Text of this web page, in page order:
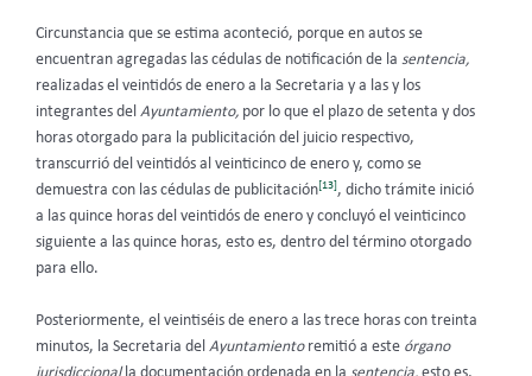
Circunstancia que se estima aconteció, porque en autos se
encuentran agregadas las cédulas de notificación de la sentencia,
realizadas el veintidós de enero a la Secretaria y a las y los
integrantes del Ayuntamiento, por lo que el plazo de setenta y dos
horas otorgado para la publicitación del juicio respectivo,
transcurrió del veintidós al veinticinco de enero y, como se
demuestra con las cédulas de publicitación[13], dicho trámite inició
a las quince horas del veintidós de enero y concluyó el veinticinco
siguiente a las quince horas, esto es, dentro del término otorgado
para ello.
Posteriormente, el veintiséis de enero a las trece horas con treinta
minutos, la Secretaria del Ayuntamiento remitió a este órgano
jurisdiccional la documentación ordenada en la sentencia, esto es,